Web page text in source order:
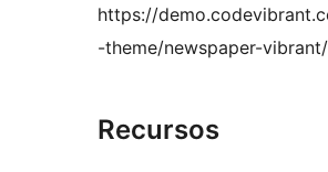
https://
-theme/newspaper-vibrant/
Recursos